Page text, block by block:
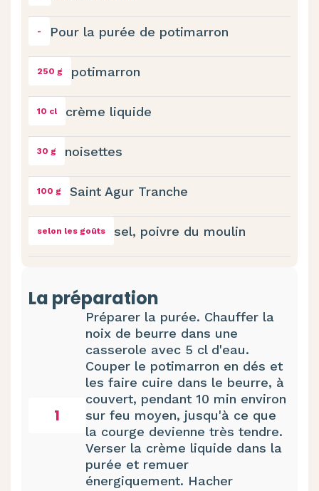
- Pour la purée de potimarron
250 g potimarron
10 cl crème liquide
30 g noisettes
100 g Saint Agur Tranche
selon les goûts sel, poivre du moulin
La préparation
1
Préparer la purée. Chauffer la
noix de beurre dans une
casserole avec 5 cl d'eau.
Couper le potimarron en dés et
les faire cuire dans le beurre, à
couvert, pendant 10 min environ
sur feu moyen, jusqu'à ce que
la courge devienne très tendre.
Verser la crème liquide dans la
purée et remuer
énergiquement. Hacher